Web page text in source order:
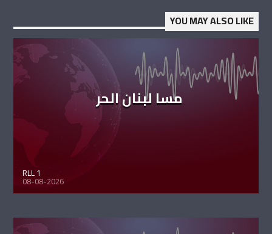
YOU MAY ALSO LIKE
مسا لبنان الحر
RLL 1
08-08-2026